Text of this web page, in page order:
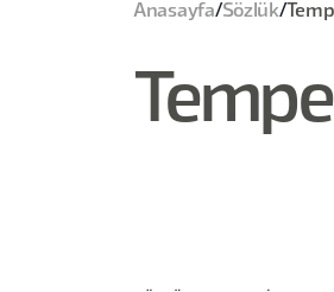
Anasayfa/Sözlük/